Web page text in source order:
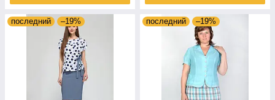
последний –19% последний –19%